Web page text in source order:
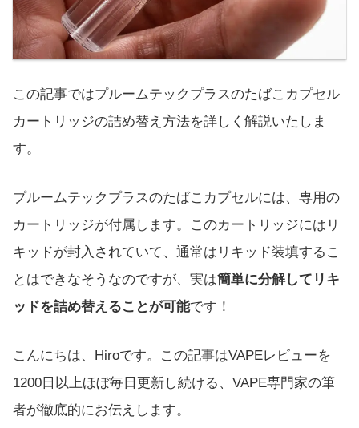
この記事ではプルームテックプラスのたばこカプセル
カートリッジの詰め替え方法を詳しく解説いたしま
す。
プルームテックプラスのたばこカプセルには、専用の
カートリッジが付属します。このカートリッジにはリ
キッドが封入されていて、通常はリキッド装填するこ
とはできなそうなのですが、実は簡単に分解してリキ
ッドを詰め替えることが可能です！
こんにちは、Hiroです。この記事はVAPEレビューを
1200日以上ほぼ毎日更新し続ける、VAPE専門家の筆
者が徹底的にお伝えします。